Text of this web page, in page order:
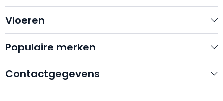
Contactgegevens
Vloeren
Populaire merken